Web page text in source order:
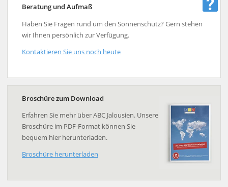
Beratung und Aufmaß
Haben Sie Fragen rund um den Sonnenschutz? Gern stehen
wir Ihnen persönlich zur Verfügung.
Kontaktieren Sie uns noch heute
Broschüre zum Download
Erfahren Sie mehr über ABC Jalousien. Unsere
Broschüre im PDF-Format können Sie
bequem hier herunterladen.
Broschüre herunterladen